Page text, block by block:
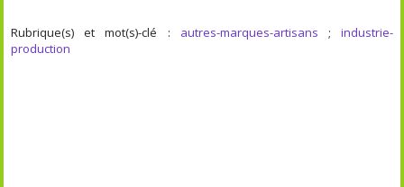
Rubrique(s) et mot(s)-clé : autres-marques-artisans ; industrie-
production